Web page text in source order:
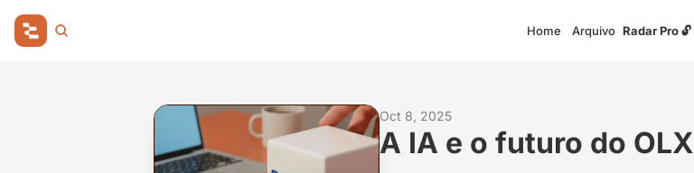
Home Arquivo Radar Pro 🔓
Oct 8, 2025
A IA e o futuro do OLX